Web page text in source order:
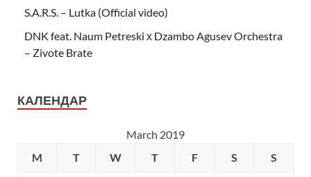
S.A.R.S. – Lutka (Official video)
DNK feat. Naum Petreski х Dzambo Agusev Orchestra
– Zivote Brate
КАЛЕНДАР
March 2019
M
T W T F S S